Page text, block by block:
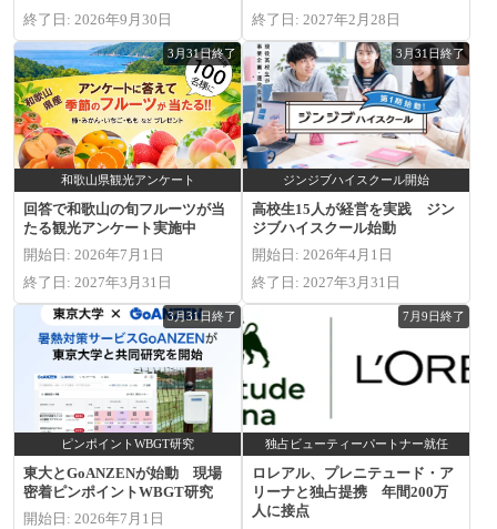
終了日: 2026年9月30日
終了日: 2027年2月28日
3月31日終了
和歌山県観光アンケート
回答で和歌山の旬フルーツが当
たる観光アンケート実施中
開始日: 2026年7月1日
終了日: 2027年3月31日
3月31日終了
ジンジブハイスクール開始
高校生15人が経営を実践 ジン
ジブハイスクール始動
開始日: 2026年4月1日
終了日: 2027年3月31日
3月31日終了
ピンポイントWBGT研究
東大とGoANZENが始動 現場
密着ピンポイントWBGT研究
開始日: 2026年7月1日
7月9日終了
独占ビューティーパートナー就任
ロレアル、プレニテュード・ア
リーナと独占提携 年間200万
人に接点